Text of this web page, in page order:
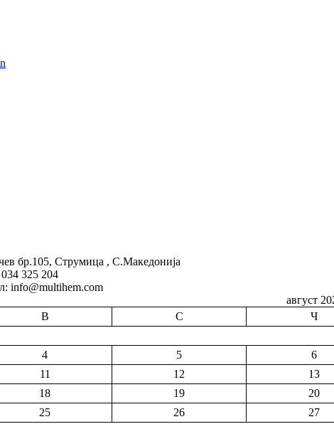
бр.105, Струмица , С.Македонија
325 204
info@multihem.com
август
В С Ч
4 5 6
11 12 13
18 19 20
25 26 27